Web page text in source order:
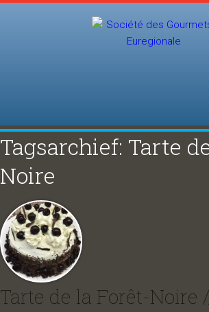
Tagsarchief: Tarte
Noire
Tarte de la Forêt-Noire